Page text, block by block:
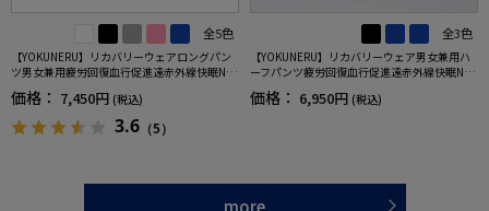
全5色
【YOKUNERU】リカバリーウェアロングパン
ツ男女兼用疲労回復血行促進遠赤外線快眠NA
NOMIX(R)【一般医療機器】SS～LLサイズ
価格： 7,450円 (税込)
3.6 （5）
全3色
【YOKUNERU】リカバリーウェア男女兼用ハ
ーフパンツ疲労回復血行促進遠赤外線快眠NA
NOMIX(R)【一般医療機器】SS～LLサイズ
価格： 6,950円 (税込)
more